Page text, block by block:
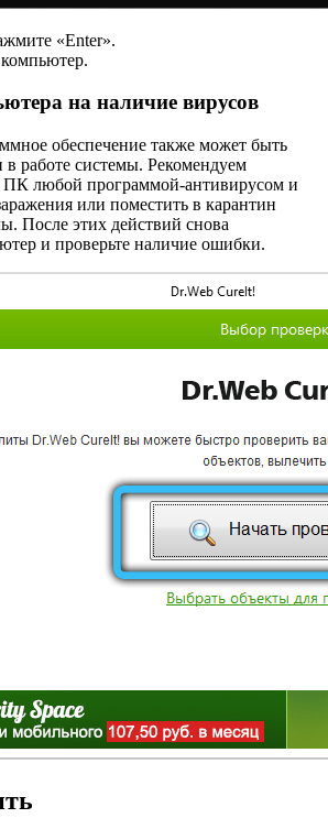
«Enter».
на наличие вирусов
обеспечение также может быть
в работе системы. Рекомендуем
ПК любой программой-антивирусом и
или поместить в карантин
После этих действий снова
и проверьте наличие ошибки.